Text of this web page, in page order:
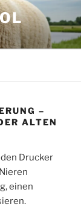
–
ALTEN
Drucker
einen